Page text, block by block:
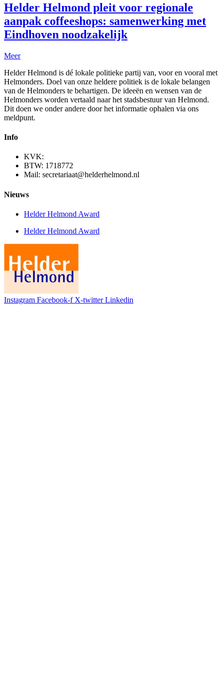
Helder Helmond pleit voor regionale
aanpak coffeeshops: samenwerking met
Eindhoven noodzakelijk
Meer
Helder Helmond is dé lokale politieke partij van, voor en vooral met
Helmonders. Doel van onze heldere politiek is de lokale belangen
van de Helmonders te behartigen. De ideeën en wensen van de
Helmonders worden vertaald naar het stadsbestuur van Helmond.
Dit doen we onder andere door het informatie ophalen via ons
meldpunt.
Info
KVK:
BTW: 1718772
Mail: secretariaat@helderhelmond.nl
Nieuws
Helder Helmond Award
Helder Helmond Award
Instagram Facebook-f X-twitter Linkedin